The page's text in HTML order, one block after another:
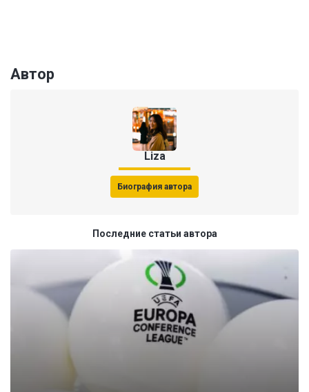
Автор
Liza
Биография автора
Последние статьи автора